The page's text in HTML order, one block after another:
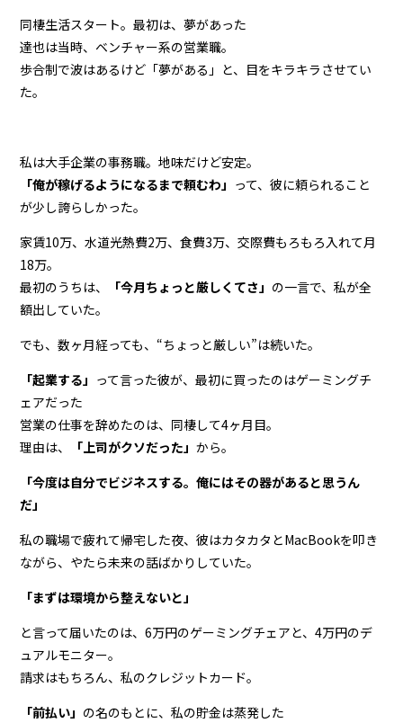
同棲生活スタート。最初は、夢があった
達也は当時、ベンチャー系の営業職。
歩合制で波はあるけど「夢がある」と、目をキラキラさせてい
た。
私は大手企業の事務職。地味だけど安定。
「俺が稼げるようになるまで頼むわ」 って、彼に頼られること
が少し誇らしかった。
家賃10万、水道光熱費2万、食費3万、交際費もろもろ入れて月
18万。
最初のうちは、
「今月ちょっと厳しくてさ」 の一言で、私が全
額出していた。
でも、数ヶ月経っても、“ちょっと厳しい”は続いた。
「起業する」 って言った彼が、最初に買ったのはゲーミングチ
ェアだった
営業の仕事を辞めたのは、同棲して4ヶ月目。
理由は、
「上司がクソだった」から。
「今度は自分でビジネスする。俺にはその器があると思うん
だ」
私の職場で疲れて帰宅した夜、彼はカタカタとMacBookを叩き
ながら、やたら未来の話ばかりしていた。
「まずは環境から整えないと」
と言って届いたのは、6万円のゲーミングチェアと、4万円のデ
ュアルモニター。
請求はもちろん、私のクレジットカード。
「前払い」 の名のもとに、私の貯金は蒸発した